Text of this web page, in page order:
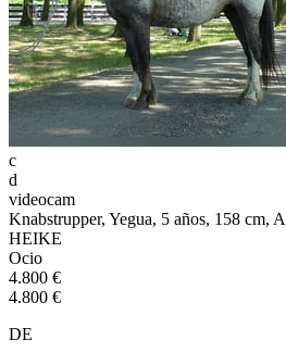
c
d
videocam
Knabstrupper, Yegua, 5 años, 158 cm,
HEIKE
Ocio
4.800 €
4.800 €
DE